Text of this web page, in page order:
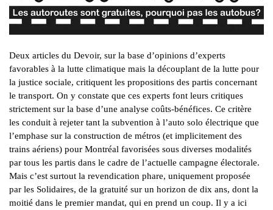
Deux articles du Devoir, sur la base d’opinions d’experts
favorables à la lutte climatique mais la découplant de la lutte pour
la justice sociale, critiquent les propositions des partis concernant
le transport. On y constate que ces experts font leurs critiques
strictement sur la base d’une analyse coûts-bénéfices. Ce critère
les conduit à rejeter tant la subvention à l’auto solo électrique que
l’emphase sur la construction de métros (et implicitement des
trains aériens) pour Montréal favorisées sous diverses modalités
par tous les partis dans le cadre de l’actuelle campagne électorale.
Mais c’est surtout la revendication phare, uniquement proposée
par les Solidaires, de la gratuité sur un horizon de dix ans, dont la
moitié dans le premier mandat, qui en prend un coup. Il y a ici